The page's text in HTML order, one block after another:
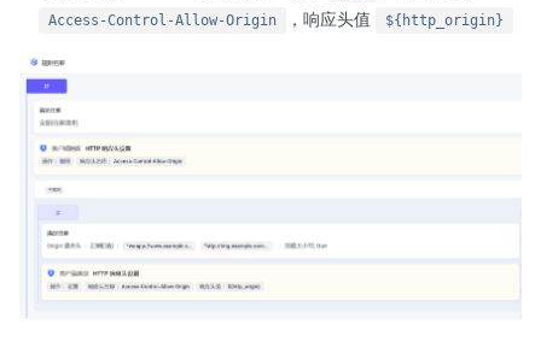
Access-Control-Allow-Origin ，响应头值 ${http_origin}